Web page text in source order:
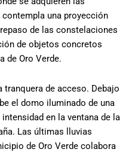
una proyección
de las constelaciones
de objetos concretos
de Oro Verde.
tranquera de acceso. Debajo
el domo iluminado de una
en la ventana de la
Las últimas lluvias
de Oro Verde colabora